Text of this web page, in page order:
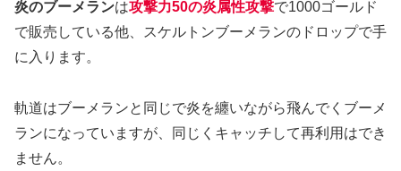
炎のブーメランは攻撃力50の炎属性攻撃で1000ゴールド
で販売している他、スケルトンブーメランのドロップで手
に入ります。
軌道はブーメランと同じで炎を纏いながら飛んでくブーメ
ランになっていますが、同じくキャッチして再利用はでき
ません。